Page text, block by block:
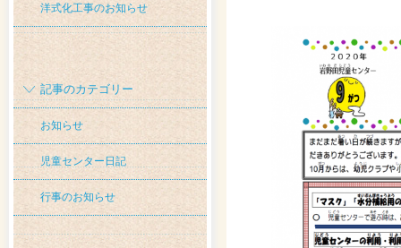
洋式化工事のお知らせ
記事のカテゴリー
お知らせ
児童センター日記
行事のお知らせ